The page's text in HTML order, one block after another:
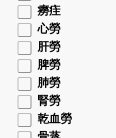
癆疰
心勞
肝勞
脾勞
肺勞
腎勞
乾血勞